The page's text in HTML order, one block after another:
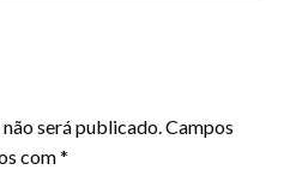
será publicado.Campos
com*